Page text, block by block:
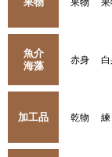
魚介
海藻
赤身
加工品 乾物